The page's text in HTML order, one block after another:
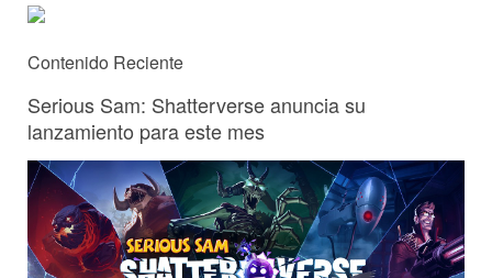
Contenido Reciente
Serious Sam: Shatterverse anuncia su
lanzamiento para este mes